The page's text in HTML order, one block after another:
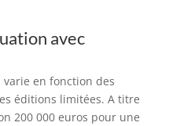
avec
varie en fonction des
éditions limitées. A titre
200 000 euros pour une